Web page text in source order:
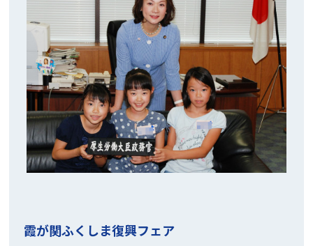
霞が関ふくしま復興フェア